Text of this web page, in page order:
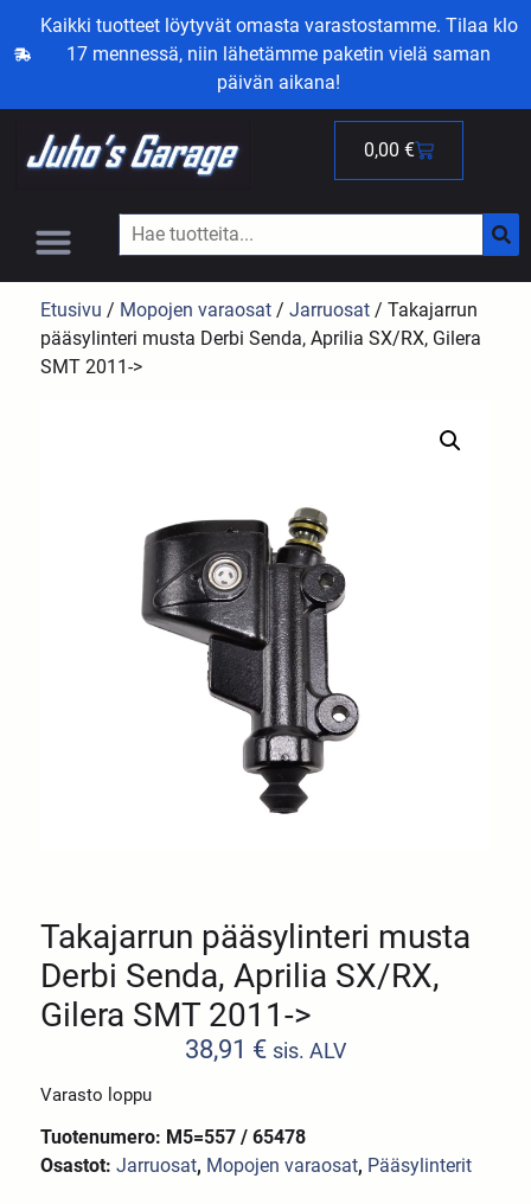
Kaikki tuotteet löytyvät omasta varastostamme. Tilaa klo
17 mennessä, niin lähetämme paketin vielä saman
päivän aikana!
0,00 €
Etusivu / Mopojen varaosat /Jarruosat / Takajarrun
pääsylinteri musta Derbi Senda, Aprilia SX/RX, Gilera
SMT 2011->
Takajarrun pääsylinteri musta
Derbi Senda, Aprilia SX/RX,
Gilera SMT 2011->
38,91 € sis. ALV
Varasto loppu
Tuotenumero: M5=557 / 65478
Osastot:Jarruosat, Mopojen varaosat, Pääsylinterit